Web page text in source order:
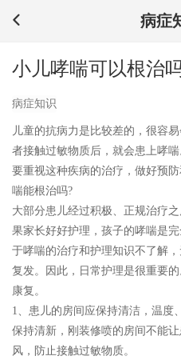
病症
小儿哮喘可以根治
病症知识
儿童的抗病力是比较差的，很容
者接触过敏物质后，就会患上哮
要重视这种疾病的治疗，做好预
喘能根治吗?
大部分患儿经过积极、正规治疗
果家长好好护理，孩子的哮喘是
于哮喘的治疗和护理知识不了解
复发。因此，日常护理是很重要
康复。
1、患儿的房间应保持清洁 ， 温度
保持清新，刚装修喷的房间不能
风，防止接触过敏物质。